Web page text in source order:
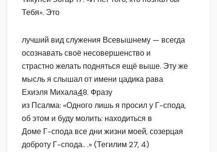
Тебя». Это
лучший вид служения Всевышнему — всегда
осознавать своё несовершенство и
страстно желать подняться ещё выше. Эту же
мысль я слышал от имени цадика рава
Ехиэля Михала48. Фразу
из Псалма: «Одного лишь я просил у Г-спода,
об этом и буду молить: находиться в
Доме Г-спода все дни жизни моей, созерцая
доброту Г-спода.. .» (Тегилим 27, 4)